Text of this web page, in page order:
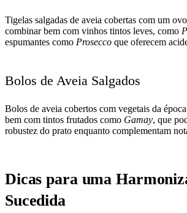
Tigelas salgadas de aveia cobertas com um
combinar bem com vinhos tintos leves, como
espumantes como Prosecco que oferecem
Bolos de Aveia Salgados
Bolos de aveia cobertos com vegetais da
bem com tintos frutados como Gamay, que
robustez do prato enquanto complementam
Dicas para uma
Sucedida